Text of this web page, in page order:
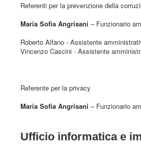
Referenti per la prevenzione della
Maria Sofia Angrisani – Funzionario
Roberto Alfano - Assistente
Vincenzo Cascini - Assistente
Referente per la privacy
Maria Sofia Angrisani – Funzionario
Ufficio informatica e